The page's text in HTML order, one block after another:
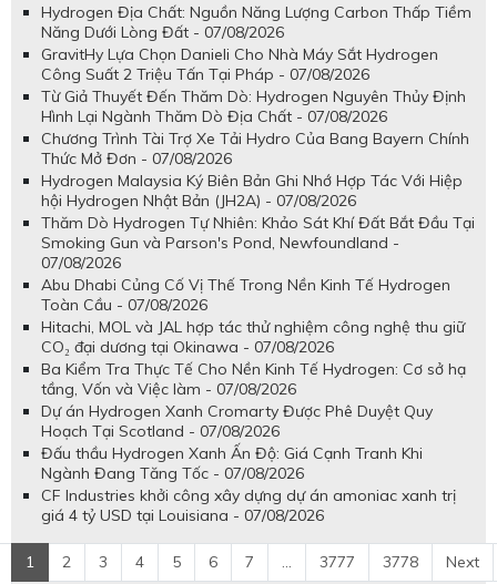
Hydrogen Địa Chất: Nguồn Năng Lượng Carbon Thấp Tiềm
Năng Dưới Lòng Đất - 07/08/2026
GravitHy Lựa Chọn Danieli Cho Nhà Máy Sắt Hydrogen
Công Suất 2 Triệu Tấn Tại Pháp - 07/08/2026
Từ Giả Thuyết Đến Thăm Dò: Hydrogen Nguyên Thủy Định
Hình Lại Ngành Thăm Dò Địa Chất - 07/08/2026
Chương Trình Tài Trợ Xe Tải Hydro Của Bang Bayern Chính
Thức Mở Đơn - 07/08/2026
Hydrogen Malaysia Ký Biên Bản Ghi Nhớ Hợp Tác Với Hiệp
hội Hydrogen Nhật Bản (JH2A) - 07/08/2026
Thăm Dò Hydrogen Tự Nhiên: Khảo Sát Khí Đất Bắt Đầu Tại
Smoking Gun và Parson's Pond, Newfoundland -
07/08/2026
Abu Dhabi Củng Cố Vị Thế Trong Nền Kinh Tế Hydrogen
Toàn Cầu - 07/08/2026
Hitachi, MOL và JAL hợp tác thử nghiệm công nghệ thu giữ
CO₂ đại dương tại Okinawa - 07/08/2026
Ba Kiểm Tra Thực Tế Cho Nền Kinh Tế Hydrogen: Cơ sở hạ
tầng, Vốn và Việc làm - 07/08/2026
Dự án Hydrogen Xanh Cromarty Được Phê Duyệt Quy
Hoạch Tại Scotland - 07/08/2026
Đấu thầu Hydrogen Xanh Ấn Độ: Giá Cạnh Tranh Khi
Ngành Đang Tăng Tốc - 07/08/2026
CF Industries khởi công xây dựng dự án amoniac xanh trị
giá 4 tỷ USD tại Louisiana - 07/08/2026
1 2 3 4 5 6 7 ... 3777 3778 Next